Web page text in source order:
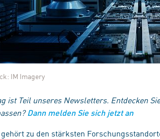
IM Imagery
ist Teil unseres Newsletters. Entdecken
Dann melden Sie sich jetzt an
zu den stärksten